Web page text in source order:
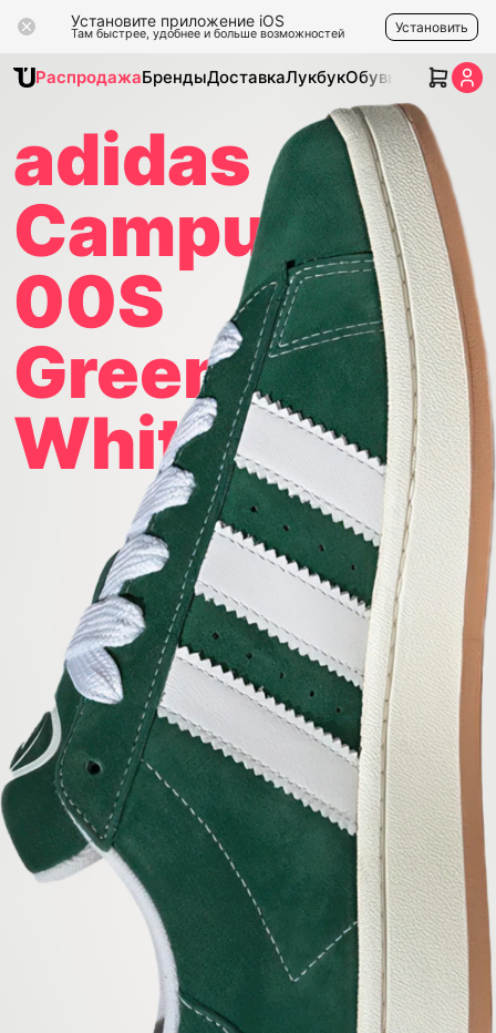
Установите приложение iOS
Там быстрее, удобнее и больше возможностей Установить
РаспродажаБрендыДоставкаЛукбукОбувь Одежда
adidas
Campus
00S
Green
White